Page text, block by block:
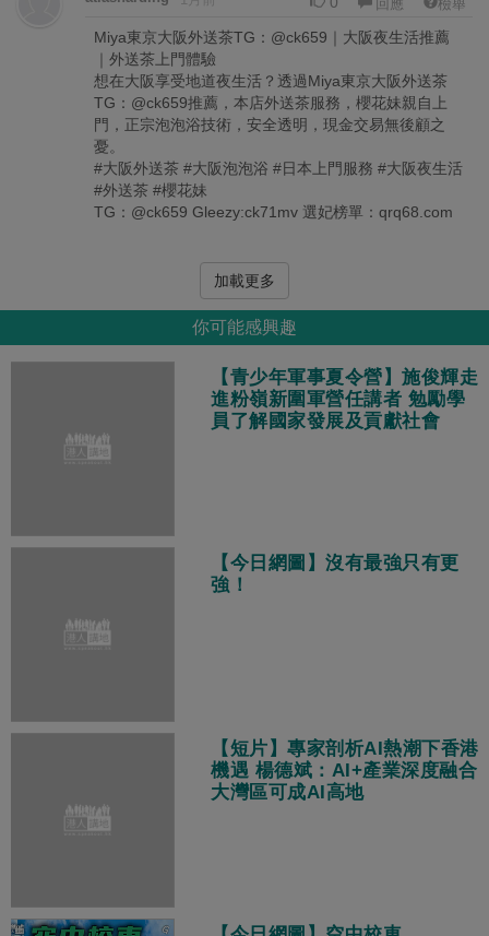
Miya東京大阪外送茶TG：@ck659｜大阪夜生活推薦
｜外送茶上門體驗
想在大阪享受地道夜生活？透過Miya東京大阪外送茶
TG：@ck659推薦，本店外送茶服務，櫻花妹親自上
門，正宗泡泡浴技術，安全透明，現金交易無後顧之
憂。
#大阪外送茶 #大阪泡泡浴 #日本上門服務 #大阪夜生活
#外送茶 #櫻花妹
TG：@ck659 Gleezy:ck71mv 選妃榜單：qrq68.com
加載更多
你可能感興趣
【青少年軍事夏令營】施俊輝走
進粉嶺新圍軍營任講者 勉勵學
員了解國家發展及貢獻社會
【今日網圖】沒有最強只有更
強！
【短片】專家剖析AI熱潮下香港
機遇 楊德斌：AI+產業深度融合
大灣區可成AI高地